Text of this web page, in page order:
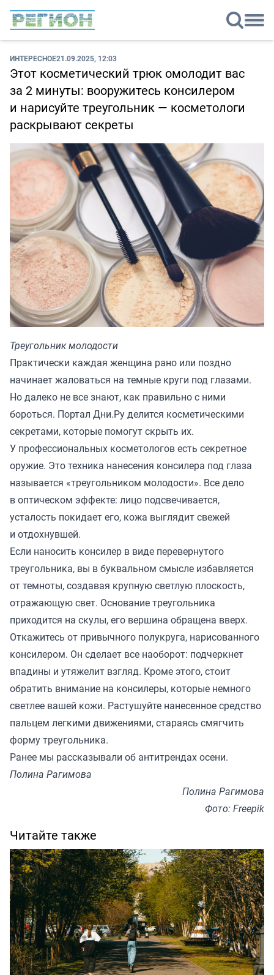
ИНТЕРЕСНОЕ21.09.2025, 12:03
Этот косметический трюк омолодит вас
за 2 минуты: вооружитесь консилером
и нарисуйте треугольник — косметологи
раскрывают секреты
Треугольник молодости
Практически каждая женщина рано или поздно
начинает жаловаться на темные круги под глазами.
Но далеко не все знают, как правильно с ними
бороться. Портал Дни.Руделится косметическими
секретами, которые помогут скрыть их.
У профессиональных косметологов есть секретное
оружие. Это техника нанесения консилера под глаза
называется «треугольником молодости». Все дело
в оптическом эффекте: лицо подсвечивается,
усталость покидает его, кожа выглядит свежей
и отдохнувшей.
Если наносить консилер в виде перевернутого
треугольника, вы в буквальном смысле избавляется
от темноты, создавая крупную светлую плоскость,
отражающую свет. Основание треугольника
приходится на скулы, его вершина обращена вверх.
Откажитесь от привычного полукруга, нарисованного
консилером. Он сделает все наоборот: подчеркнет
впадины и утяжелит взгляд. Кроме этого, стоит
обратить внимание на консилеры, которые немного
светлее вашей кожи. Растушуйте нанесенное средство
пальцем легкими движениями, стараясь смягчить
форму треугольника.
Ранее мы рассказывали об антитрендах осени.
Полина Рагимова
Полина Рагимова
Фото: Freepik
Читайте также